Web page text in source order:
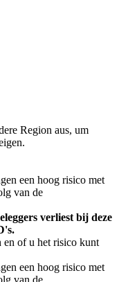
Region aus, um
een hoog risico met
van de
verliest bij deze
of u het risico kunt
een hoog risico met